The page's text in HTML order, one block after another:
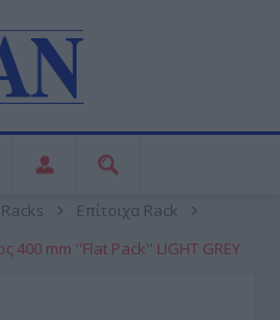
Επίτοιχα Rack
400 mm ''Flat Pack'' LIGHT GREY